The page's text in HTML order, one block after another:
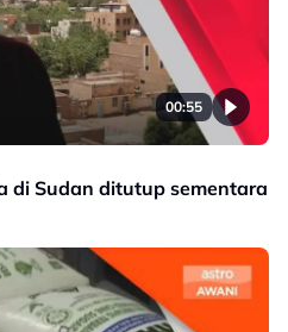
00:55
di Sudan ditutup sementara